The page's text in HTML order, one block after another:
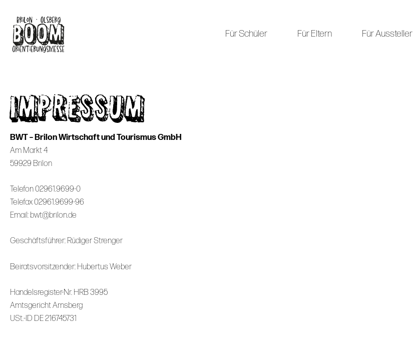
content
Für Schüler Für Eltern Für Aussteller
IMPRESSUM
BWT – Brilon Wirtschaft und Tourismus GmbH
Am Markt 4
59929 Brilon
Telefon 02961.9699-0
Telefax 02961.9699-96
Email: bwt@brilon.de
Geschäftsführer: Rüdiger Strenger
Beiratsvorsitzender: Hubertus Weber
Handelsregister-Nr. HRB 3995
Amtsgericht Arnsberg
USt.-ID DE 216745731